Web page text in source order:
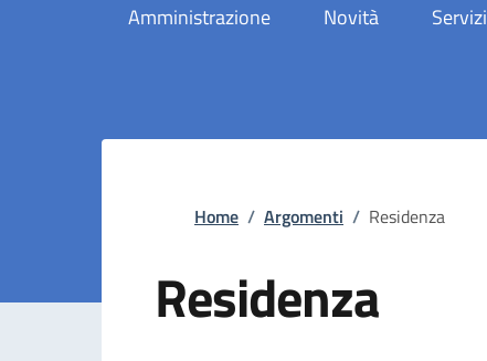
Amministrazione Novità Servizi
Briciole di pane
Home / Argomenti / Residenza
Residenza